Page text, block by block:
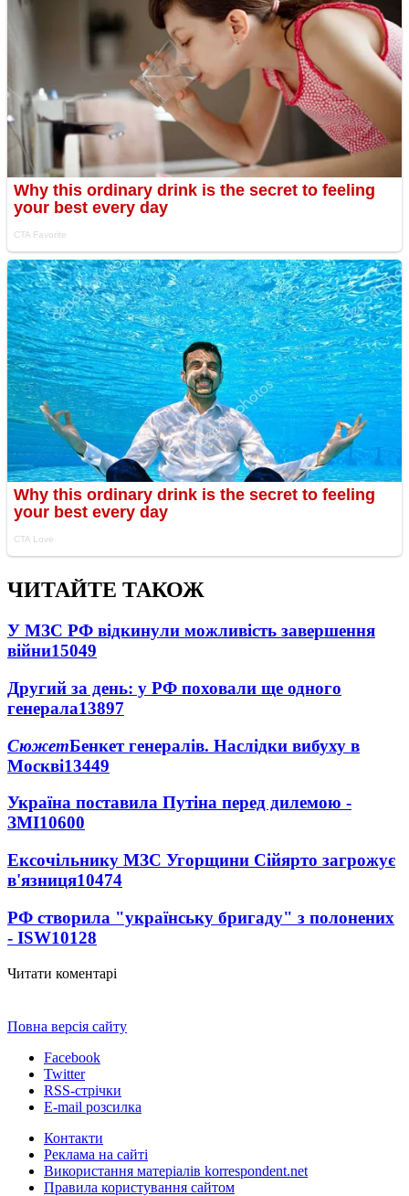
ЧИТАЙТЕ ТАКОЖ
У МЗС РФ відкинули можливість завершення
війни15049
Другий за день: у РФ поховали ще одного
генерала13897
СюжетБенкет генералів. Наслідки вибуху в
Москві13449
Україна поставила Путіна перед дилемою -
ЗМІ10600
Ексочільнику МЗС Угорщини Сійярто загрожує
в'язниця10474
РФ створила "українську бригаду" з полонених
- ISW10128
Читати коментарі
Повна версія сайту
Facebook
Twitter
RSS-стрічки
E-mail розсилка
Контакти
Реклама на сайті
Використання матеріалів korrespondent.net
Правила користування сайтом